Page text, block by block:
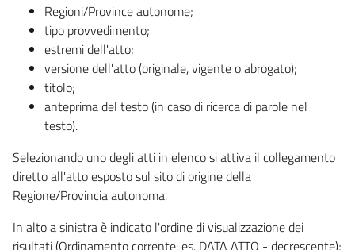
Regioni/Province autonome;
tipo provvedimento;
estremi dell'atto;
versione dell'atto (originale, vigente o abrogato);
titolo;
anteprima del testo (in caso di ricerca di parole nel
testo).
Selezionando uno degli atti in elenco si attiva il collegamento
diretto all'atto esposto sul sito di origine della
Regione/Provincia autonoma.
In alto a sinistra è indicato l'ordine di visualizzazione dei
risultati (Ordinamento corrente: es. DATA ATTO - decrescente);